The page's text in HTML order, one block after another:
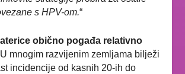
s HPV-om.“
obično pogađa relativno
mnogim razvijenim zemljama bilježi
incidencijeod kasnih 20-ih do